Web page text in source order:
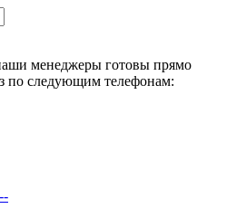
менеджеры готовы прямо
по следующим телефонам: